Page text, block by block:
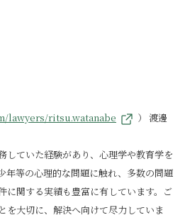
lawyers/ritsu.watanabe
） 渡邊
していた経験があり、心理学や教育学を
年等の心理的な問題に触れ、多数の問題
に関する実績も豊富に有しています。ご
を大切に、解決へ向けて尽力していま